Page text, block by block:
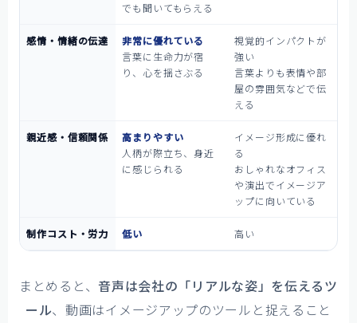
でも聞いてもらえる
感情・情緒の伝達
非常に優れている
言葉に生命力が宿
り、心を揺さぶる
視覚的インパクトが
強い
言葉よりも表情や部
屋の雰囲気などで伝
える
親近感・信頼関係
高まりやすい
人柄が際立ち、身近
に感じられる
イメージ形成に優れ
る
おしゃれなオフィス
や演出でイメージア
ップに向いている
制作コスト・労力 低い 高い
まとめると、音声は会社の「リアルな姿」を伝えるツ
ール、動画はイメージアップのツールと捉えること